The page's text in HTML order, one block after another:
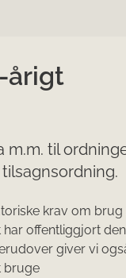
årigt
m.m. til
krav om brug
har offentliggjort den
giver vi
bruge